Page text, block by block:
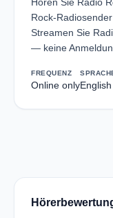
Rock-
Streamen Sie
— keine
FREQUENZ
Online onlyEnglish